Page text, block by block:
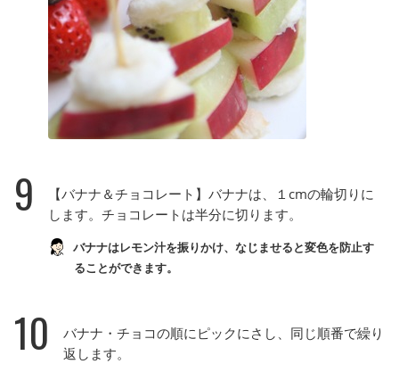
9
【バナナ＆チョコレート】バナナは、１cmの輪切りに
します。チョコレートは半分に切ります。
バナナはレモン汁を振りかけ、なじませると変色を防止す
ることができます。
10
バナナ・チョコの順にピックにさし、同じ順番で繰り
返します。